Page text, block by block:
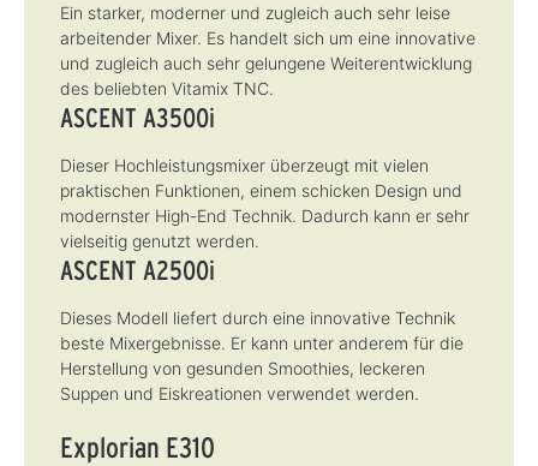
Ein starker, moderner und zugleich auch sehr leise
arbeitender Mixer. Es handelt sich um eine innovative
und zugleich auch sehr gelungene Weiterentwicklung
des beliebten Vitamix TNC.
ASCENT A3500i
Dieser Hochleistungsmixer überzeugt mit vielen
praktischen Funktionen, einem schicken Design und
modernster High-End Technik. Dadurch kann er sehr
vielseitig genutzt werden.
ASCENT A2500i
Dieses Modell liefert durch eine innovative Technik
beste Mixergebnisse. Er kann unter anderem für die
Herstellung von gesunden Smoothies, leckeren
Suppen und Eiskreationen verwendet werden.
Explorian E310